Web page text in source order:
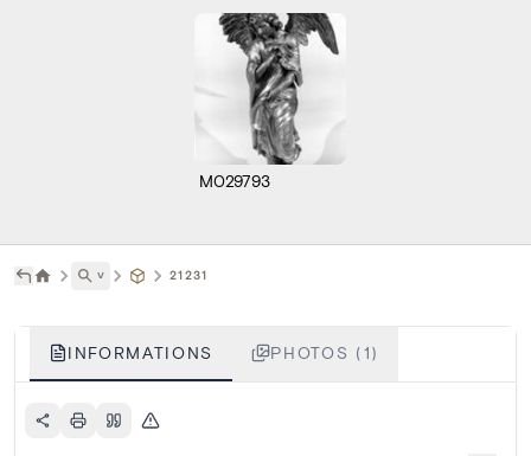
M029793
˅ 21231
INFORMATIONS PHOTOS (1)